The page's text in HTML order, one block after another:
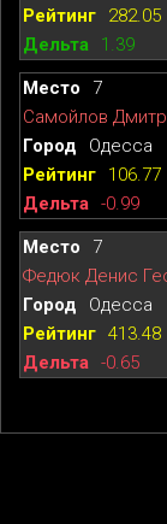
282.05
1.39
7
Самойлов
Одесса
106.77
-0.99
7
Федюк Денис
Одесса
413.48
-0.65